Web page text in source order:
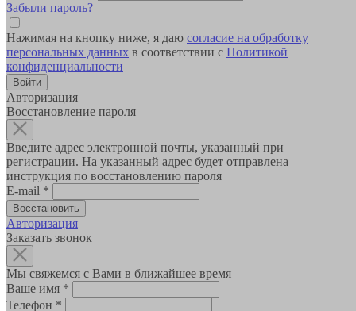
Забыли пароль?
Нажимая на кнопку ниже, я даю согласие на обработку
персональных данных в соответствии с Политикой
конфиденциальности
Авторизация
Восстановление пароля
Введите адрес электронной почты, указанный при
регистрации. На указанный адрес будет отправлена
инструкция по восстановлению пароля
E-mail *
Авторизация
Заказать звонок
Мы свяжемся с Вами в ближайшее время
Ваше имя *
Телефон *